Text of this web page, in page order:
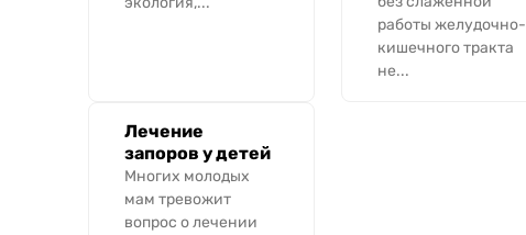
работы желудочно-
кишечного тракта
не...
Лечение
запоров у детей
Многих молодых
мам тревожит
вопрос о лечении